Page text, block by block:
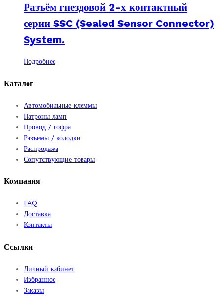
Разъём гнездовой 2-х контактный
серии SSC (Sealed Sensor Connector)
System.
Подробнее
Каталог
Автомобильные клеммы
Патроны ламп
Провод / гофра
Разъемы / колодки
Распродажа
Сопутствующие товары
Компания
FAQ
Доставка
Контакты
Ссылки
Личный кабинет
Избранное
Заказы